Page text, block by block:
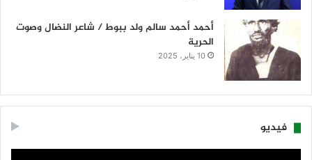
أحمد أحمد سالم ولد ببوط / شاعر النضال وصوت
الحرية
10 يناير، 2025
فيديو